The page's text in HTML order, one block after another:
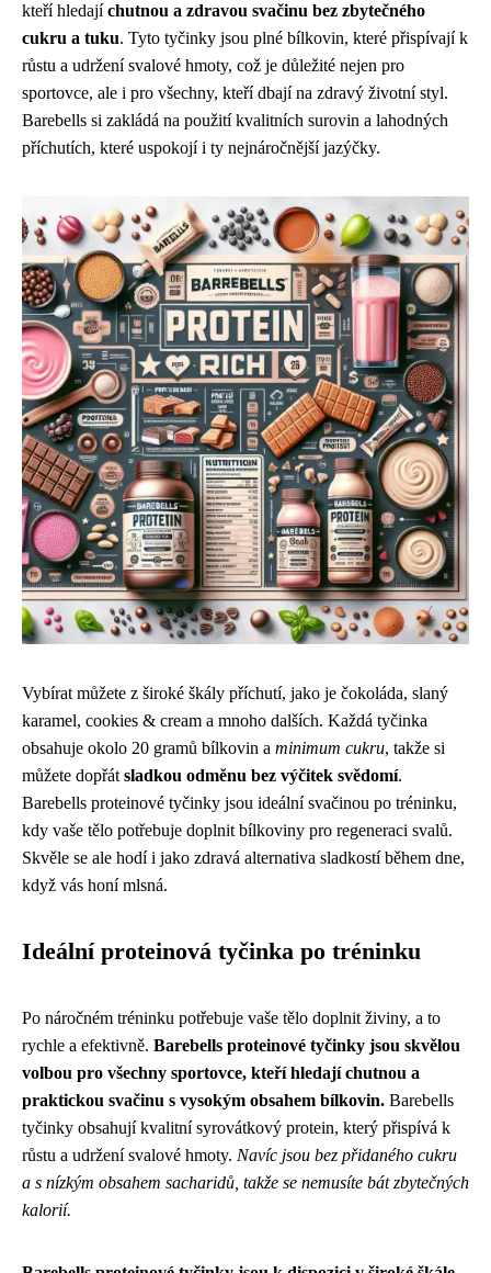
kteří hledajíchutnou a zdravou svačinu bez zbytečného
cukru a tuku. Tyto tyčinky jsou plné bílkovin, které přispívají k
růstu a udržení svalové hmoty, což je důležité nejen pro
sportovce, ale i pro všechny, kteří dbají na zdravý životní styl.
Barebells si zakládá na použití kvalitních surovin a lahodných
příchutích, které uspokojí i ty nejnáročnější jazýčky.
Vybírat můžete z široké škály příchutí, jako je čokoláda, slaný
karamel, cookies & cream a mnoho dalších. Každá tyčinka
obsahuje okolo 20 gramů bílkovin a minimum cukru, takže si
můžete dopřát sladkou odměnu bez výčitek svědomí.
Barebells proteinové tyčinky jsou ideální svačinou po tréninku,
kdy vaše tělo potřebuje doplnit bílkoviny pro regeneraci svalů.
Skvěle se ale hodí i jako zdravá alternativa sladkostí během dne,
když vás honí mlsná.
Ideální proteinová tyčinka po tréninku
Po náročném tréninku potřebuje vaše tělo doplnit živiny, a to
rychle a efektivně. Barebells proteinové tyčinky jsou skvělou
volbou pro všechny sportovce, kteří hledají chutnou a
praktickou svačinu s vysokým obsahem bílkovin. Barebells
tyčinky obsahují kvalitní syrovátkový protein, který přispívá k
růstu a udržení svalové hmoty. Navíc jsou bez přidaného cukru
a s nízkým obsahem sacharidů, takže se nemusíte bát zbytečných
kalorií.